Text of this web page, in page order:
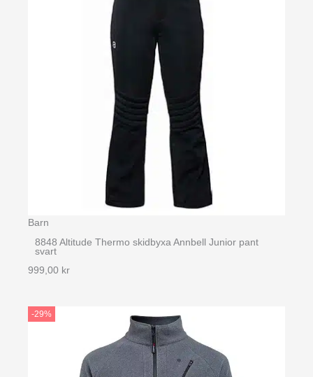
Barn
8848 Altitude Thermo skidbyxa Annbell Junior pant
svart
999,00 kr
-29%